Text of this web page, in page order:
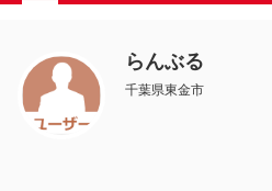
らんぶる
千葉県東金市